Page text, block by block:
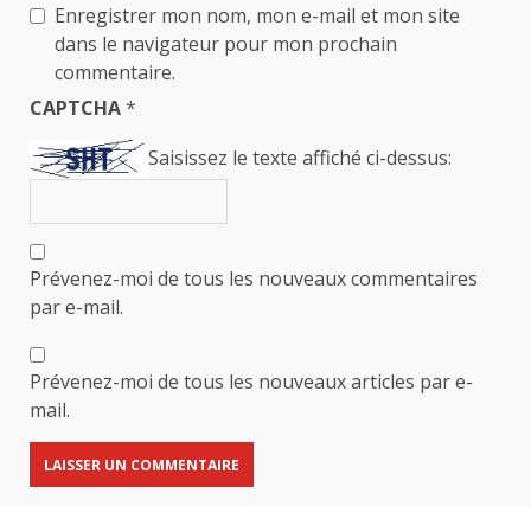
Enregistrer mon nom, mon e-mail et mon site
dans le navigateur pour mon prochain
commentaire.
CAPTCHA*
Saisissez le texte affiché ci-dessus:
Prévenez-moi de tous les nouveaux commentaires
par e-mail.
Prévenez-moi de tous les nouveaux articles par e-
mail.